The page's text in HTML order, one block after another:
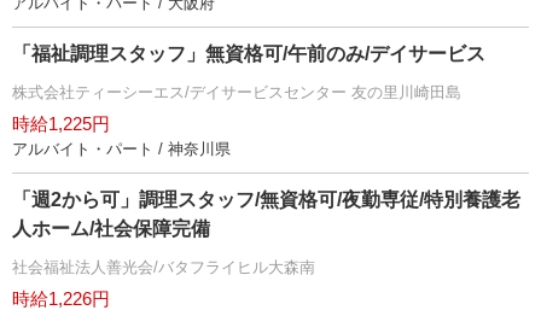
「福祉調理スタッフ」無資格可/午前のみ/デイサービス
株式会社ティーシーエス/デイサービスセンター 友の里川崎田島
時給1,225円
アルバイト・パート / 神奈川県
「週2から可」調理スタッフ/無資格可/夜勤専従/特別養護老
人ホーム/社会保障完備
社会福祉法人善光会/バタフライヒル大森南
時給1,226円